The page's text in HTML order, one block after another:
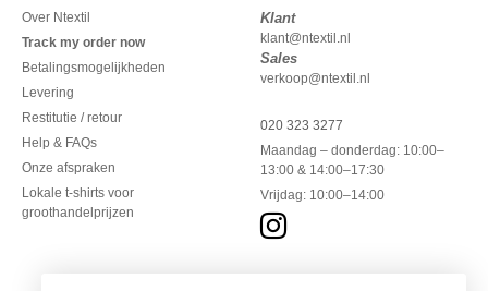
Over Ntextil
Track my order now
Betalingsmogelijkheden
Levering
Restitutie / retour
Help & FAQs
Onze afspraken
Lokale t-shirts voor
groothandelprijzen
Klant
klant@ntextil.nl
Sales
verkoop@ntextil.nl
020 323 3277
Maandag – donderdag: 10:00–
13:00 & 14:00–17:30
Vrijdag: 10:00–14:00